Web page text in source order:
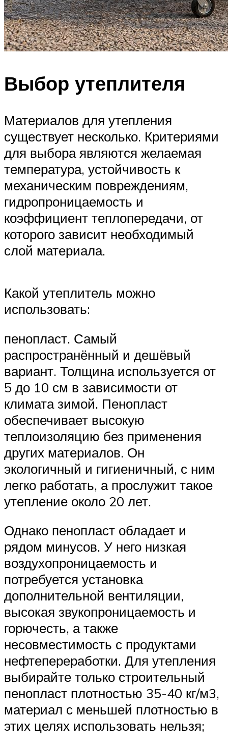
Выбор утеплителя
Материалов для утепления
существует несколько. Критериями
для выбора являются желаемая
температура, устойчивость к
механическим повреждениям,
гидропроницаемость и
коэффициент теплопередачи, от
которого зависит необходимый
слой материала.
Какой утеплитель можно
использовать:
пенопласт. Самый
распространённый и дешёвый
вариант. Толщина используется от
5 до 10 см в зависимости от
климата зимой. Пенопласт
обеспечивает высокую
теплоизоляцию без применения
других материалов. Он
экологичный и гигиеничный, с ним
легко работать, а прослужит такое
утепление около 20 лет.
Однако пенопласт обладает и
рядом минусов. У него низкая
воздухопроницаемость и
потребуется установка
дополнительной вентиляции,
высокая звукопроницаемость и
горючесть, а также
несовместимость с продуктами
нефтепереработки. Для утепления
выбирайте только строительный
пенопласт плотностью 35-40 кг/м3,
материал с меньшей плотностью в
этих целях использовать нельзя;